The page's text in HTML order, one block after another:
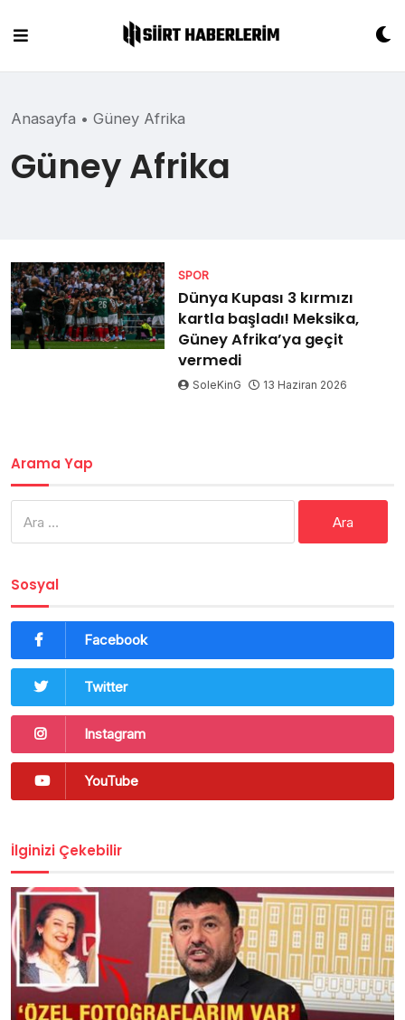
content
Anasayfa • Güney Afrika
Güney Afrika
SPOR
Dünya Kupası 3 kırmızı
kartla başladı! Meksika,
Güney Afrika’ya geçit
vermedi
SoleKinG 13 Haziran 2026
Arama Yap
Sosyal
Facebook
Twitter
Instagram
YouTube
İlginizi Çekebilir